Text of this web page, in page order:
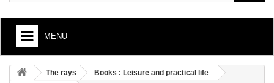
MENU
+
BOOKS : ARTS AND SOCIETY
The rays
Books : Leisure and practical life